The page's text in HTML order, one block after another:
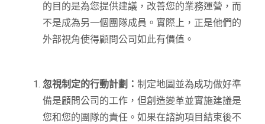
的目的是為您提供建議，改善您的業務運營，而
不是成為另一個團隊成員。實際上，正是他們的
外部視角使得顧問公司如此有價值。
忽視制定的行動計劃：制定地圖並為成功做好準
備是顧問公司的工作，但創造變革並實施建議是
您和您的團隊的責任。如果在諮詢項目結束後不